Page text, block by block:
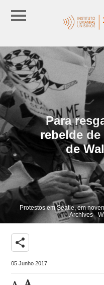
Para
rebelde
de
Protestos em Seatle, em
Archives -
share
05 Junho 2017